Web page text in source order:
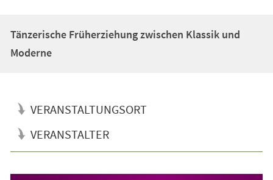
Tänzerische Früherziehung zwischen Klassik und
Moderne
VERANSTALTUNGSORT
VERANSTALTER